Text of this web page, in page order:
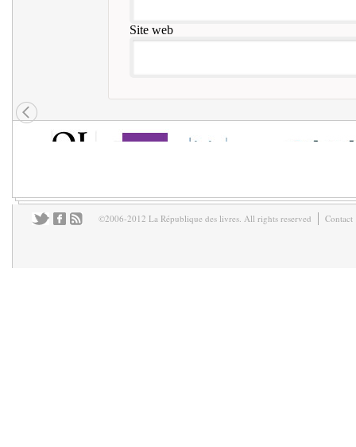
Site web
©2006-2012 La République des livres. All rights reserved Contact